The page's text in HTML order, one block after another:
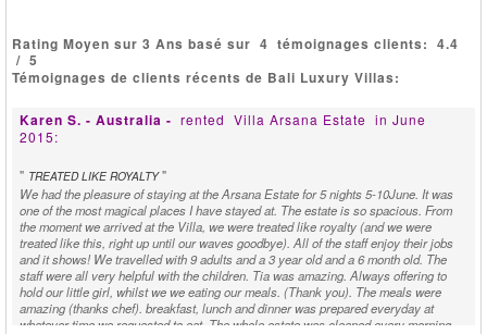
Rating Moyen sur 3 Ans basé sur 4 témoignages clients: 4.4
/ 5
Témoignages de clients récents de Bali Luxury Villas:
Karen S. - Australia - rented Villa Arsana Estate in June
2015:
" TREATED LIKE ROYALTY"
We had the pleasure of staying at the Arsana Estate for 5 nights 5-10June. It was
one of the most magical places I have stayed at. The estate is so spacious. From
the moment we arrived at the Villa, we were treated like royalty (and we were
treated like this, right up until our waves goodbye). All of the staff enjoy their jobs
and it shows! We travelled with 9 adults and a 3 year old and a 6 month old. The
staff were all very helpful with the children. Tia was amazing. Always offering to
hold our little girl, whilst we we eating our meals. (Thank you). The meals were
amazing (thanks chef). breakfast, lunch and dinner was prepared everyday at
whatever time we requested to eat. The whole estate was cleaned every morning